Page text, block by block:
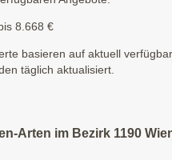
8.668 €
basieren auf aktuell
täglich aktualisiert.
Arten im Bezirk 1190